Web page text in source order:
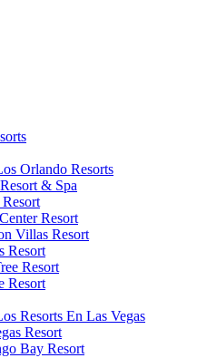
Orlando Resorts
& Spa
Resort
Resort
Villas Resort
Resort
Resort
Resort
Resorts En Las Vegas
Resort
Bay Resort